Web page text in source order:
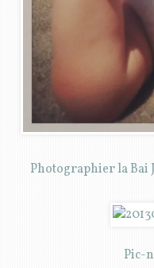
Photographier la Bai
Pic-